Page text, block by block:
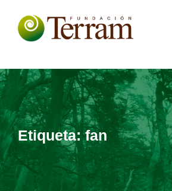
Etiqueta:fan